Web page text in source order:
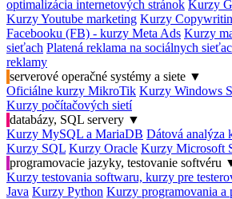
optimalizácia internetových stránok Kurzy
Kurzy Youtube marketing Kurzy
Facebooku (FB) - kurzy Meta Ads Kurzy
sieťach Platená reklama na sociálnych
reklamy
serverové operačné systémy a siete ▼
Oficiálne kurzy MikroTik Kurzy Windows
Kurzy počítačových sietí
databázy, SQL servery ▼
Kurzy MySQL a MariaDB Dátová analýza
Kurzy SQL Kurzy Oracle Kurzy Microsoft
programovacie jazyky, testovanie softvéru
Kurzy testovania softwaru, kurzy pre
Java Kurzy Python Kurzy programovania a